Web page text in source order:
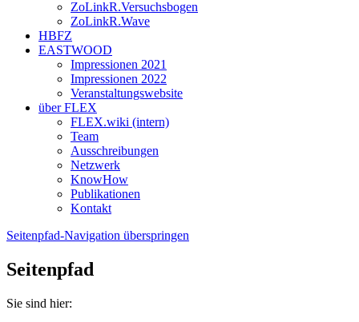
ZoLinkR.Versuchsbogen
ZoLinkR.Wave
HBFZ
EASTWOOD
Impressionen 2021
Impressionen 2022
Veranstaltungswebsite
über FLEX
FLEX.wiki (intern)
Team
Ausschreibungen
Netzwerk
KnowHow
Publikationen
Kontakt
Seitenpfad-Navigation überspringen
Seitenpfad
Sie sind hier: